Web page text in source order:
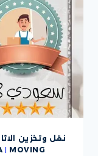
نقل وتخزين
| MOVING